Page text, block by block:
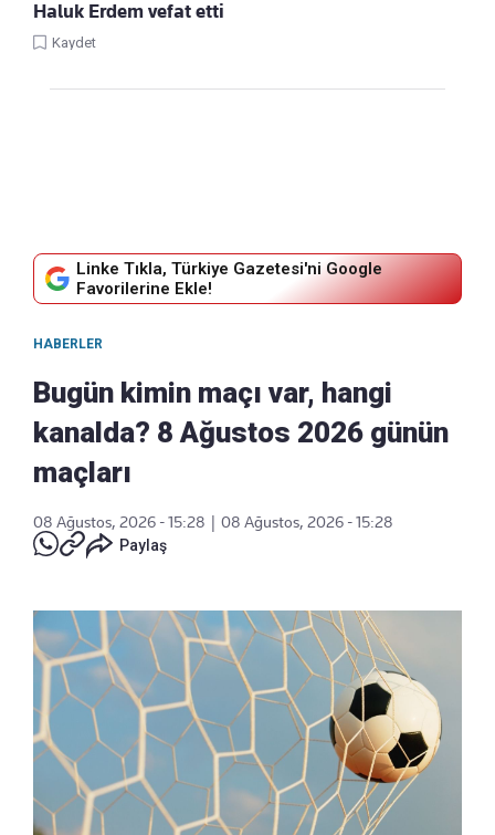
Haluk Erdem vefat etti
Kaydet
Linke Tıkla, Türkiye Gazetesi'ni Google
Favorilerine Ekle!
HABERLER
Bugün kimin maçı var, hangi
kanalda? 8 Ağustos 2026 günün
maçları
08 Ağustos, 2026 - 15:28
08 Ağustos, 2026 - 15:28
Paylaş